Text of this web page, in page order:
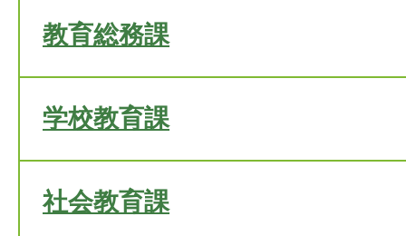
教育総務課
学校教育課
社会教育課